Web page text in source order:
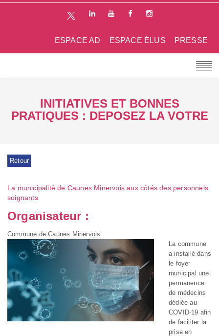
PRESSE
ESPACE ÉLUS
ESPACE AD
INITIATIVES ET BONNES
PRATIQUES : DEPOSEZ LA VOTRE
Retour
La municipalité de Caunes Minervois aux côtés des personnels
soignants
Organisateur :
Commune de Caunes Minervois
La commune
a installé dans
le foyer
municipal une
permanence
de médecins
dédiée au
COVID-19 afin
de faciliter la
prise en